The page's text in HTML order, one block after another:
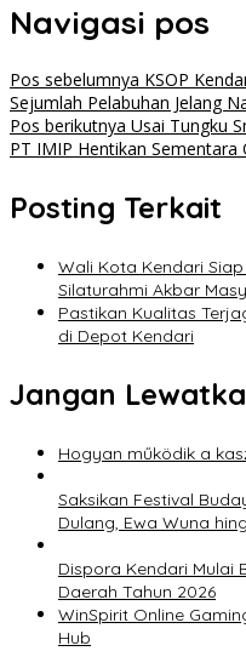
Navigasi pos
Pos sebelumnya KSOP
Sejumlah Pelabuhan Jelang
Pos berikutnya Usai Tungku
PT IMIP Hentikan Sementara
Posting Terkait
Wali Kota Kendari
Silaturahmi Akbar
Pastikan Kualitas
di Depot Kendari
Jangan
Hogyan működik a
Saksikan Festival
Dulang, Ewa Wuna
Dispora Kendari Mulai
Daerah Tahun 2026
WinSpirit Online
Hub